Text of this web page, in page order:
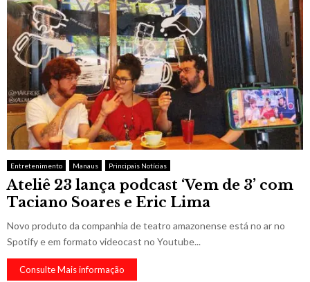
Entretenimento Manaus Principais Notícias
Ateliê 23 lança podcast ‘Vem de 3’ com
Taciano Soares e Eric Lima
Novo produto da companhia de teatro amazonense está no ar no
Spotify e em formato videocast no Youtube...
Consulte Mais informação